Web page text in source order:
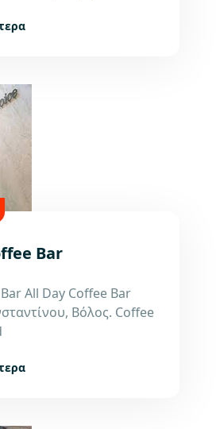
Bar
All Day Coffee Bar
Βόλος. Coffee